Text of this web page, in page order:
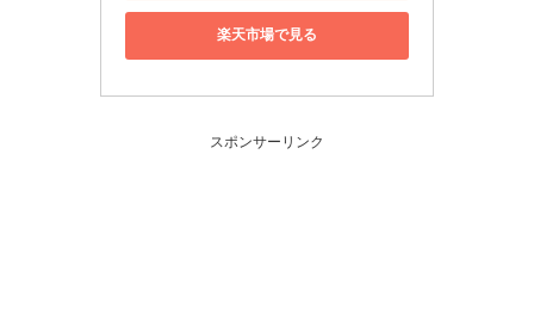
楽天市場で見る
スポンサーリンク